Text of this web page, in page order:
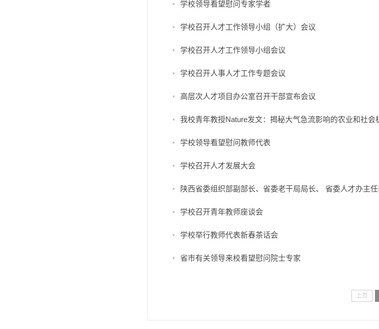
学校领导看望慰问专家学者
学校召开人才工作领导小组（扩大）会议
学校召开人才工作领导小组会议
学校召开人事人才工作专题会议
高层次人才项目办公室召开干部宣布会议
我校青年教授Nature发文：揭秘大气急流影响的农业和社会
学校领导看望慰问教师代表
学校召开人才发展大会
陕西省委组织部副部长、省委老干局局长、 省委人才办主
学校召开青年教师座谈会
学校举行教师代表新春茶话会
省市有关领导来校看望慰问院士专家
上页